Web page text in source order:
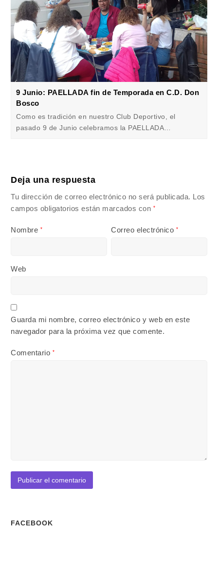
9 Junio: PAELLADA fin de Temporada en C.D. Don
Bosco
Como es tradición en nuestro Club Deportivo, el
pasado 9 de Junio celebramos la PAELLADA…
Deja una respuesta
Tu dirección de correo electrónico no será publicada. Los
campos obligatorios están marcados con *
Nombre * Correo electrónico *
Web
Guarda mi nombre, correo electrónico y web en este
navegador para la próxima vez que comente.
Comentario *
FACEBOOK